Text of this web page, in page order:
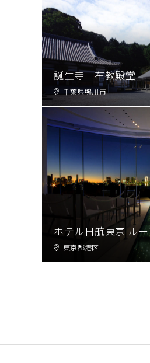
誕生寺 布教殿堂
千葉県鴨川市
ホテル日航東京 ル
東京都港区